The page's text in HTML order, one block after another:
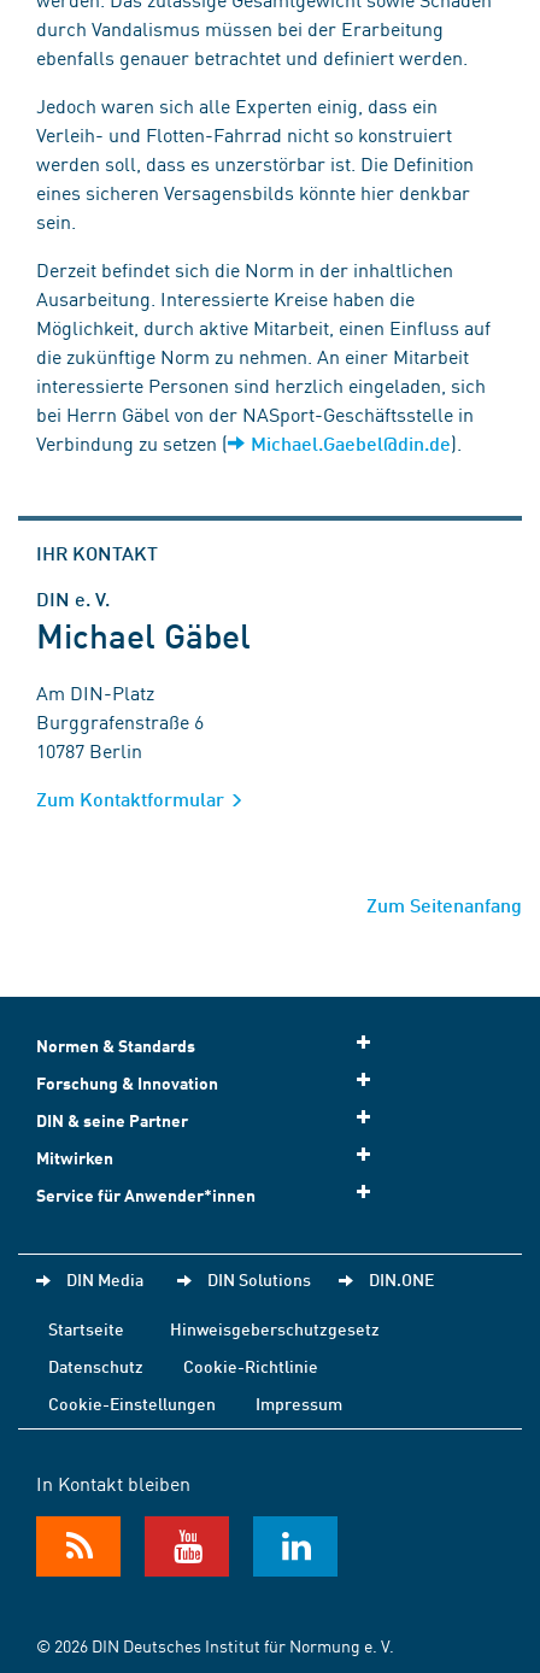
durch Vandalismus müssen bei der Erarbeitung
ebenfalls genauer betrachtet und definiert werden.
Jedoch waren sich alle Experten einig, dass ein
Verleih- und Flotten-Fahrrad nicht so konstruiert
werden soll, dass es unzerstörbar ist. Die Definition
eines sicheren Versagensbilds könnte hier denkbar
sein.
Derzeit befindet sich die Norm in der inhaltlichen
Ausarbeitung. Interessierte Kreise haben die
Möglichkeit, durch aktive Mitarbeit, einen Einfluss auf
die zukünftige Norm zu nehmen. An einer Mitarbeit
interessierte Personen sind herzlich eingeladen, sich
bei Herrn Gäbel von der NASport-Geschäftsstelle in
Verbindung zu setzen (
Michael.Gaebel@din.de).
IHR KONTAKT
DIN e. V.
Michael Gäbel
Am DIN-Platz
Burggrafenstraße 6
10787 Berlin
Zum Kontaktformular
Zum Seitenanfang
Normen & Standards
Forschung & Innovation
DIN & seine Partner
Mitwirken
Service für Anwender*innen
DIN Media DIN Solutions DIN.ONE
Startseite
Hinweisgeberschutzgesetz
Datenschutz
Cookie-Richtlinie
Cookie-Einstellungen
Impressum
In Kontakt bleiben
© 2026 DIN Deutsches Institut für Normung e. V.